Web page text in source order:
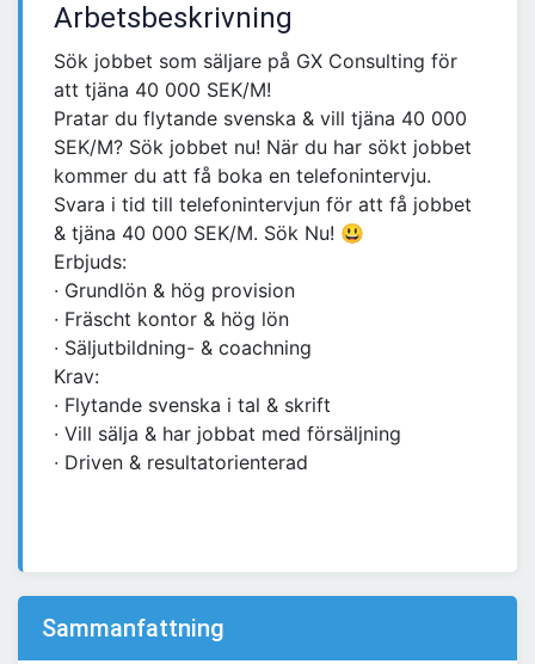
Arbetsbeskrivning
Sök jobbet som säljare på GX Consulting för
att tjäna 40 000 SEK/M!
Pratar du flytande svenska & vill tjäna 40 000
SEK/M? Sök jobbet nu! När du har sökt jobbet
kommer du att få boka en telefonintervju.
Svara i tid till telefonintervjun för att få jobbet
& tjäna 40 000 SEK/M. Sök Nu! 😃
Erbjuds:
∙ Grundlön & hög provision
∙ Fräscht kontor & hög lön
∙ Säljutbildning- & coachning
Krav:
∙ Flytande svenska i tal & skrift
∙ Vill sälja & har jobbat med försäljning
∙ Driven & resultatorienterad
Sammanfattning